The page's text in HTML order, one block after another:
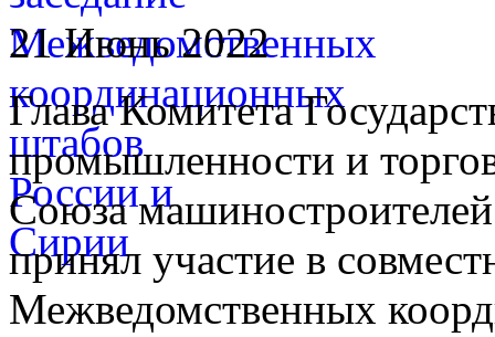
21 Июнь 2022
Глава Комитета
промышленности и
Союза
принял участие в
Межведомственных